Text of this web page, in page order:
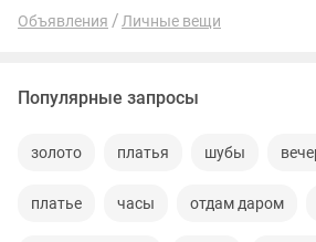
Объявления Личные вещи
Популярные запросы
золото платья шубы
платье часы отдам даром